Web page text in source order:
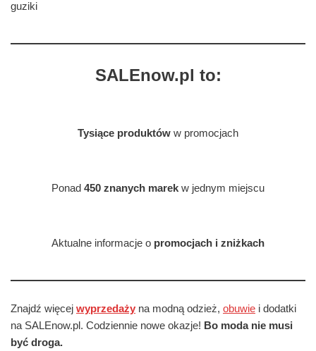
guziki
SALEnow.pl to:
Tysiące produktów w promocjach
Ponad 450 znanych marek w jednym miejscu
Aktualne informacje o promocjach i zniżkach
Znajdź więcej wyprzedaży na modną odzież, obuwie i dodatki
na SALEnow.pl. Codziennie nowe okazje! Bo moda nie musi
być droga.